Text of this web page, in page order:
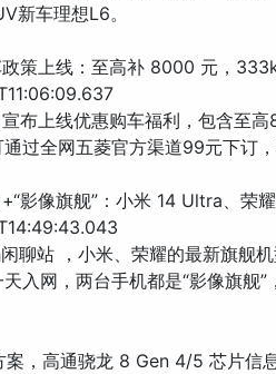
新车理想L6。
策上线：至高补 8000 元，
布上线优惠购车福利，包含至
过全网五菱官方渠道99元下订，
影像旗舰”：小米 14 Ultra、荣
闲聊站 ，小米、荣耀的最新旗
入网，两台手机都是“影像旗舰
，高通骁龙 8 Gen 4/5 芯片信